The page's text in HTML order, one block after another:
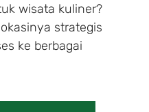
wisata kuliner?
strategis
ke berbagai